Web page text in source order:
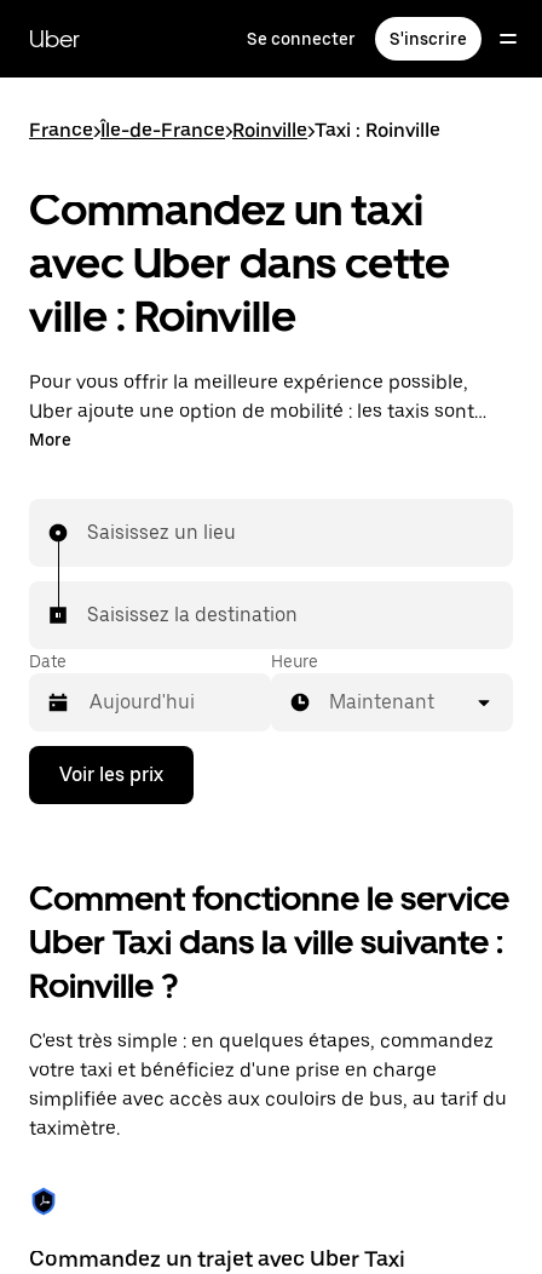
contenu
principal
Uber Se connecter S'inscrire
France>Île-de-France>Roinville>Taxi : Roinville
Commandez un taxi
avec Uber dans cette
ville : Roinville
Pour vous offrir la meilleure expérience possible,
Uber ajoute une option de mobilité : les taxis sont
maintenant disponibles dans l'application. Uber Taxi :
More
Saisissez un lieu
Saisissez la destination
Date
Appuyez
la
bas
pour
ouvrir
le
calendrier
et
une
date.
Appuyez
sur
la
pour
fermer
calendrier.
Heure
Maintenant
Voir les prix
Comment fonctionne le service
Uber Taxi dans la ville suivante :
Roinville ?
C'est très simple : en quelques étapes, commandez
votre taxi et bénéficiez d'une prise en charge
simplifiée avec accès aux couloirs de bus, au tarif du
taximètre.
Commandez un trajet avec Uber Taxi